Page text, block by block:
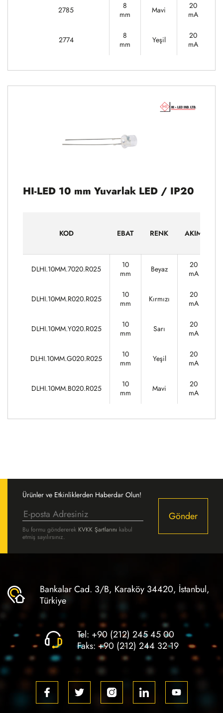
2785
8
mm
Mavi
20
mA
2774
8
mm
Yeşil
20
mA
HI-LED 10 mm Yuvarlak LED / IP20
KOD EBAT RENK AKIM
DLHI.10MM.7020.R025
10
mm
Beyaz
20
mA
DLHI.10MM.R020.R025
10
mm
Kırmızı
20
mA
DLHI.10MM.Y020.R025
10
mm
Sarı
20
mA
DLHI.10MM.G020.R025
10
mm
Yeşil
20
mA
DLHI.10MM.B020.R025
10
mm
Mavi
20
mA
Ürünler ve Etkinliklerden Haberdar Olun!
Bu formu göndererek KVKK Şartlarını kabul
etmiş sayılırsınız.
Gönder
Bankalar Cad. 3/B, Karaköy 34420, İstanbul,
Türkiye
Tel: +90 (212) 245 45 00
Faks: +90 (212) 244 32 19